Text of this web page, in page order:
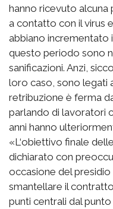
hanno ricevuto
a contatto con il virus
abbiano incrementato
questo periodo sono
sanificazioni. Anzi,
loro caso, sono legati
retribuzione è ferma
parlando di lavoratori
anni hanno
«L‘obiettivo finale
dichiarato con
occasione del presidio
smantellare il
punti centrali dal